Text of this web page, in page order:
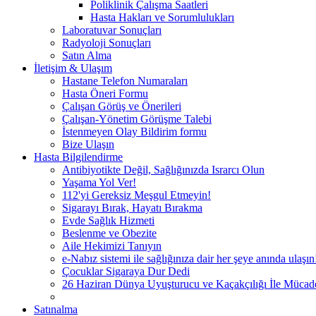
Poliklinik Çalışma Saatleri
Hasta Hakları ve Sorumlulukları
Laboratuvar Sonuçları
Radyoloji Sonuçları
Satın Alma
İletişim & Ulaşım
Hastane Telefon Numaraları
Hasta Öneri Formu
Çalışan Görüş ve Önerileri
Çalışan-Yönetim Görüşme Talebi
İstenmeyen Olay Bildirim formu
Bize Ulaşın
Hasta Bilgilendirme
Antibiyotikte Değil, Sağlığınızda Israrcı Olun
Yaşama Yol Ver!
112'yi Gereksiz Meşgul Etmeyin!
Sigarayı Bırak, Hayatı Bırakma
Evde Sağlık Hizmeti
Beslenme ve Obezite
Aile Hekimizi Tanıyın
e-Nabız sistemi ile sağlığınıza dair her şeye anında
Çocuklar Sigaraya Dur Dedi
26 Haziran Dünya Uyuşturucu ve Kaçakçılığı İle
Satınalma